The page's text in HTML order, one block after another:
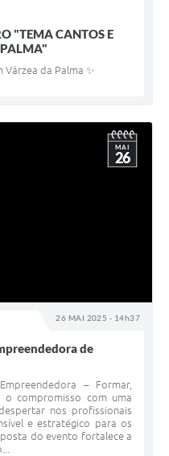
"TEMA CANTOS E
Várzea da Palma ✨
26 MAI 2025 - 14h37
MAI
26
de
– Formar,
o compromisso com uma
nos profissionais
e estratégico para os
do evento fortalece a